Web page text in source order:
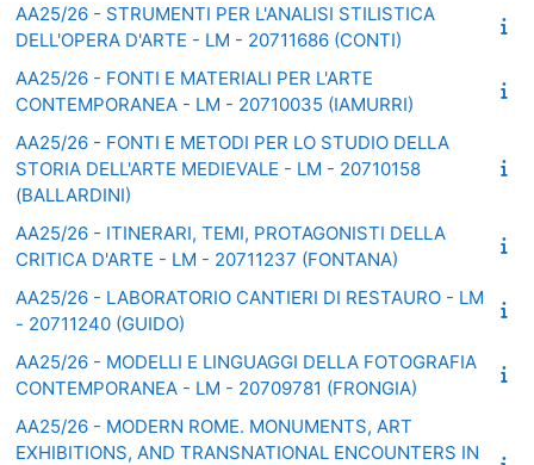
AA25/26 - STRUMENTI PER L'ANALISI STILISTICA
DELL'OPERA D'ARTE - LM - 20711686 (CONTI)
AA25/26 - FONTI E MATERIALI PER L'ARTE
CONTEMPORANEA - LM - 20710035 (IAMURRI)
AA25/26 - FONTI E METODI PER LO STUDIO DELLA
STORIA DELL'ARTE MEDIEVALE - LM - 20710158
(BALLARDINI)
AA25/26 - ITINERARI, TEMI, PROTAGONISTI DELLA
CRITICA D'ARTE - LM - 20711237 (FONTANA)
AA25/26 - LABORATORIO CANTIERI DI RESTAURO - LM
- 20711240 (GUIDO)
AA25/26 - MODELLI E LINGUAGGI DELLA FOTOGRAFIA
CONTEMPORANEA - LM - 20709781 (FRONGIA)
AA25/26 - MODERN ROME. MONUMENTS, ART
EXHIBITIONS, AND TRANSNATIONAL ENCOUNTERS IN